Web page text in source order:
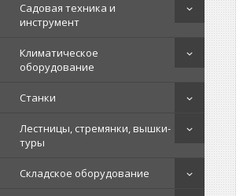
Садовая техника и
инструмент
Климатическое
оборудование
Станки
Лестницы, стремянки, вышки-
туры
Складское оборудование